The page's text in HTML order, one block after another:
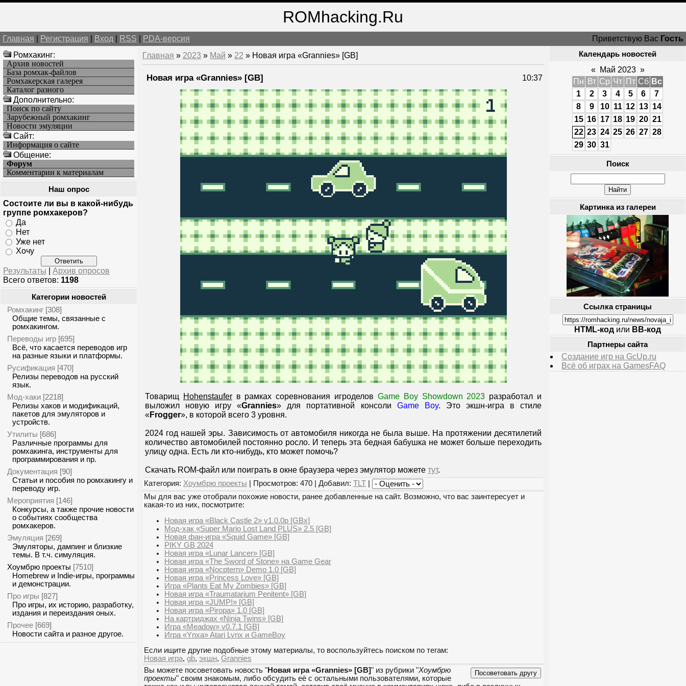
ROMhacking.Ru
Главная Регистрация Вход RSS PDA-версия Приветствую Вас Гость
Ромхакинг:
Архив новостей
База ромхак-файлов
Ромхакерская галерея
Каталог разного
Дополнительно:
Поиск по сайту
Зарубежный ромхакинг
Новости эмуляции
Cайт:
Информация о сайте
Общение:
Форум
Комментарии к материалам
Наш опрос
Состоите ли вы в какой-нибудь
группе ромхакеров?
Да
Нет
Уже нет
Хочу
Результаты
Архив опросов
Всего ответов: 1198
Категории новостей
Ромхакинг [308]
Общие темы, связанные с
ромхакингом.
Переводы игр [695]
Всё, что касается переводов игр
на разные языки и платформы.
Русификация [470]
Релизы переводов на русский
язык.
Мод-хаки [2218]
Релизы хаков и модификаций,
пакетов для эмуляторов и
устройств.
Утилиты [686]
Различные программы для
ромхакинга, инструменты для
программирования и пр.
Документация [90]
Статьи и пособия по ромхакингу и
переводу игр.
Мероприятия [146]
Конкурсы, а также прочие новости
о событиях сообщества
ромхакеров.
Эмуляция [269]
Эмуляторы, дампинг и близкие
темы. В т.ч. симуляция.
Хоумбрю проекты [7510]
Homebrew и Indie-игры, программы
и демонстрации.
Про игры [827]
Про игры, их историю, разработку,
издания и переиздания оных.
Прочее [669]
Новости сайта и разное другое.
Главная » 2023 » Май » 22 » Новая игра «Grannies» [GB]
Новая игра «Grannies» [GB] 10:37
Товарищ Hohenstauferв рамках соревнования игроделов Game Boy Showdown 2023 разработал и
выложил новую игру «Grannies» для портативной консоли Game Boy. Это экшн-игра в стиле
«Frogger», в которой всего 3 уровня.
2024 год нашей эры. Зависимость от автомобиля никогда не была выше. На протяжении десятилетий
количество автомобилей постоянно росло. И теперь эта бедная бабушка не может больше переходить
улицу одна. Есть ли кто-нибудь, кто может помочь?
Скачать ROM-файл или поиграть в окне браузера через эмулятор можете тут.
Категория: Хоумбрю проекты | Просмотров: 470 | Добавил: TLT
Мы для вас уже отобрали похожие новости, ранее добавленные на сайт. Возможно, что вас заинтересует и
какая-то из них, посмотрите:
Новая игра «Black Castle 2» v1.0.0p [GBx]
Мод-хак «Super Mario Lost Land PLUS» 2.5 [GB]
Новая фан-игра «Squid Game» [GB]
PIKY GB 2024
Новая игра «Lunar Lancer» [GB]
Новая игра «The Sword of Stone» на Game Gear
Новая игра «Nocptern» Demo 1.0 [GB]
Новая игра «Princess Love» [GB]
Игра «Plants Eat My Zombies» [GB]
Новая игра «Traumatarium Penitent» [GB]
Новая игра «JUMP!» [GB]
Новая игра «Piropa» 1.0 [GB]
На картриджах «Ninja Twins» [GB]
Игра «Meadow» v0.7.1 [GB]
Игра «Ynxa» Atari Lynx и GameBoy
Если ищите другие подобные этому материалы, то воспользуйтесь поиском по тегам:
Новая игра, gb, экшн, Grannies
Вы можете посоветовать новость "Новая игра «Grannies» [GB]" из рубрики "Хоумбрю
проекты" своим знакомым, либо обсудить её с остальными пользователями, которые
Календарь новостей
« Май 2023 »
Пн
Вт Ср Чт Пт Сб Вс
1
2 3 4 5 6
7
8
9 10 11 12 13 14
15 16 17 18 19 20 21
22 23 24 25 26 27 28
29 30 31
Поиск
Картинка из галереи
Ссылка страницы
HTML-код или BB-код
Партнеры сайта
Создание игр на GcUp.ru
Всё об играх на GamesFAQ